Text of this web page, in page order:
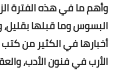
وأهم ما في هذه الفترة
البسوس وما قبلها
أخبارها في الكثير من كتب
الأرب في فنون الأدب،